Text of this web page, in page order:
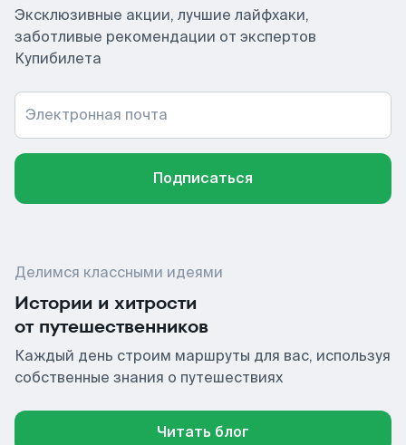
Эксклюзивные акции, лучшие лайфхаки,
заботливые рекомендации от экспертов
Купибилета
Электронная почта
Подписаться
Делимся классными идеями
Истории и хитрости
от путешественников
Каждый день строим маршруты для вас, используя
собственные знания о путешествиях
Читать блог